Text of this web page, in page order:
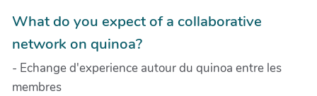
What do you expect of a collaborative
network on quinoa?
- Echange d'experience autour du quinoa entre les
membres